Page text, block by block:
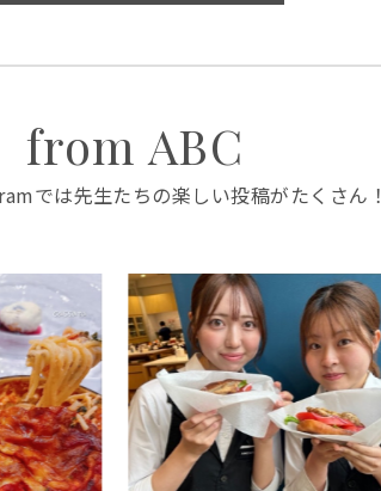
from ABC
では先生たちの楽しい投稿がたくさん！